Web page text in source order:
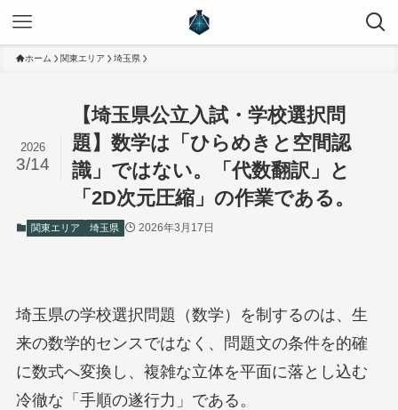
ホーム 関東エリア 埼玉県
【埼玉県公立入試・学校選択問
題】数学は「ひらめきと空間認
識」ではない。「代数翻訳」と
「2D次元圧縮」の作業である。
2026
3/14
関東エリア 埼玉県 2026年3月17日
埼玉県の学校選択問題（数学）を制するのは、生
来の数学的センスではなく、問題文の条件を的確
に数式へ変換し、複雑な立体を平面に落とし込む
冷徹な「手順の遂行力」である。